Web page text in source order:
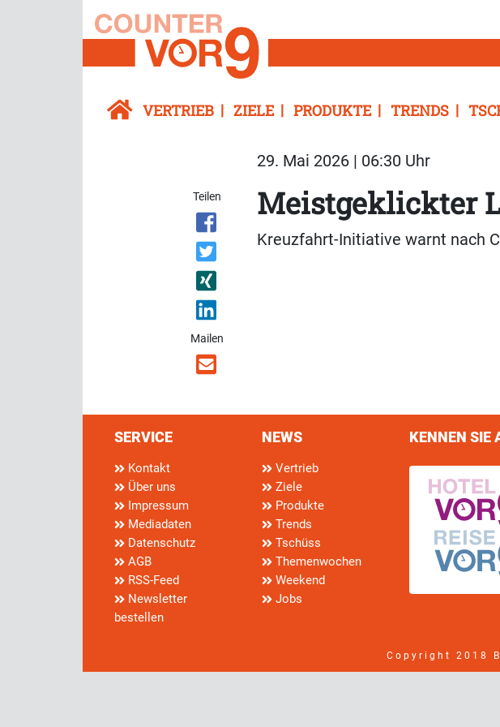
VERTRIEB ZIELE PRODUKTE TRENDS
29. Mai 2026 | 06:30 Uhr
Teilen
Mailen
Meistgeklickter
Kreuzfahrt-Initiative warnt nach
SERVICE
Kontakt
Über uns
Impressum
Mediadaten
Datenschutz
AGB
RSS-Feed
Newsletter
bestellen
NEWS
Vertrieb
Ziele
Produkte
Trends
Tschüss
Themenwochen
Weekend
Jobs
KENNEN SIE
Copyright 2018 B